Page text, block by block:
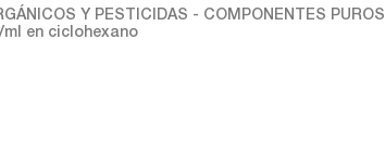
Y PESTICIDAS - COMPONENTES PUROS
en ciclohexano